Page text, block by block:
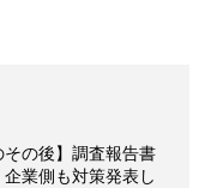
その後】調査報告書
業側も対策発表し